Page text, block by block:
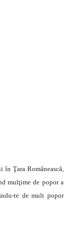
în Ţara Românească,
mulţime de popor a
te de mult popor